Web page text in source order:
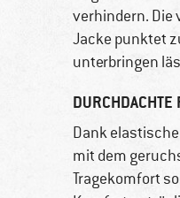
verhindern. Die
Jacke punktet
unterbringen
DURCHDACHTE
Dank
mit dem
Tragekomfort